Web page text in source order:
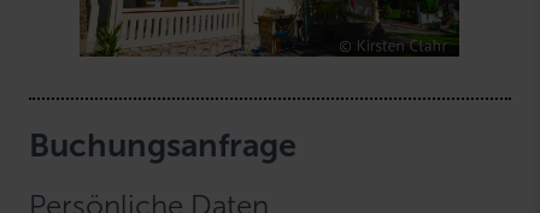
Buchungsanfrage
Persönliche Daten